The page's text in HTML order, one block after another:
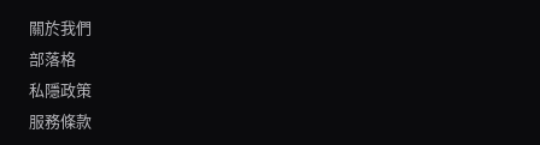
關於我們
部落格
私隱政策
服務條款